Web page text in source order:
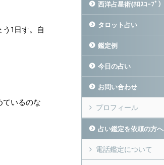
1日す。自
ているのな
西洋占星術(ﾎﾛｽｺｰﾌﾟ）
タロット占い
鑑定例
今日の占い
お問い合わせ
プロフィール
占い鑑定を依頼の方へ
電話鑑定について